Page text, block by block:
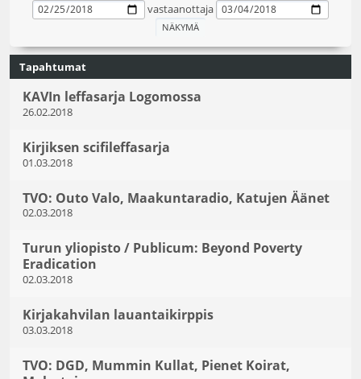
vastaanottaja
Tapahtumat
KAVIn leffasarja Logomossa
26.02.2018
Kirjiksen scifileffasarja
01.03.2018
TVO: Outo Valo, Maakuntaradio, Katujen Äänet
02.03.2018
Turun yliopisto / Publicum: Beyond Poverty
Eradication
02.03.2018
Kirjakahvilan lauantaikirppis
03.03.2018
TVO: DGD, Mummin Kullat, Pienet Koirat,